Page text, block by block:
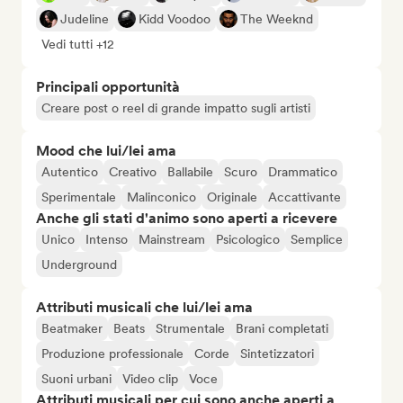
Judeline
Kidd Voodoo
The Weeknd
Vedi tutti +12
Principali opportunità
Creare post o reel di grande impatto sugli artisti
Mood che lui/lei ama
Autentico Creativo Ballabile Scuro
Drammatico
Sperimentale
Malinconico Originale Accattivante
Anche gli stati d'animo sono aperti a ricevere
Unico Intenso Mainstream Psicologico
Semplice
Underground
Attributi musicali che lui/lei ama
Beatmaker Beats Strumentale
Brani completati
Produzione professionale
Corde
Sintetizzatori
Suoni urbani
Video clip Voce